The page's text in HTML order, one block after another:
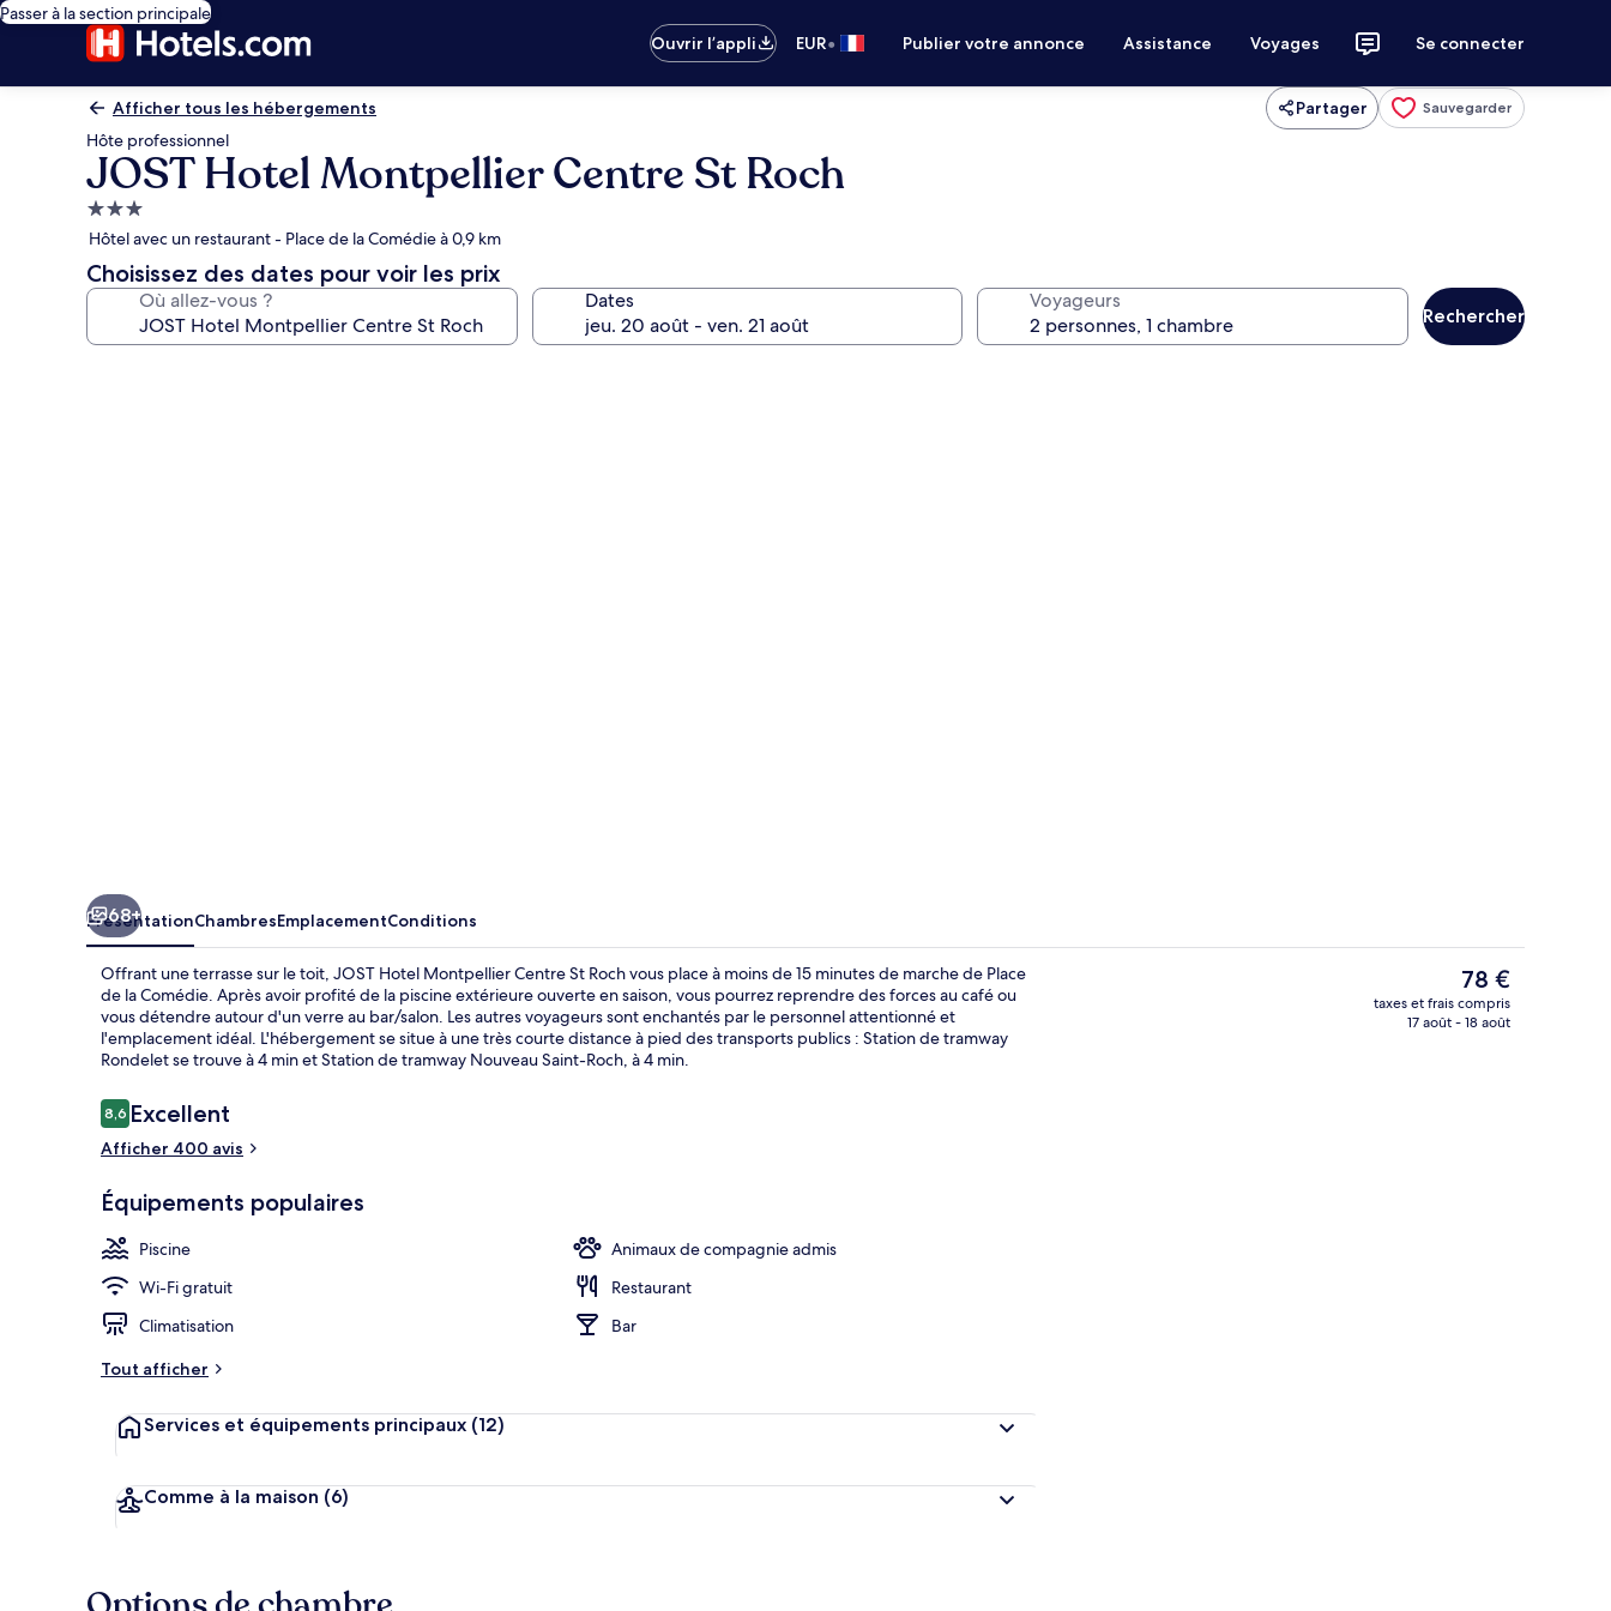
Passer à la section principale
Ouvrir l’appli
EUR• Publier votre annonce Assistance Voyages Se connecter
Afficher tous les hébergements Partager Sauvegarder
Hôte professionnel
JOST Hotel Montpellier Centre St Roch
Hébergement
3.0 étoiles
Hôtel avec un restaurant - Place de la Comédie à 0,9 km
Choisissez des dates pour voir les prix
Où allez-vous ? Dates Voyageurs
Rechercher
Façade de l’hébergement
68+
PrésentationChambresEmplacementConditions
Offrant une terrasse sur le toit, JOST Hotel Montpellier Centre St Roch vous place à moins de 15 minutes de marche de Place
de la Comédie. Après avoir profité de la piscine extérieure ouverte en saison, vous pourrez reprendre des forces au café ou
vous détendre autour d'un verre au bar/salon. Les autres voyageurs sont enchantés par le personnel attentionné et
l'emplacement idéal. L'hébergement se situe à une très courte distance à pied des transports publics : Station de tramway
Rondelet se trouve à 4 min et Station de tramway Nouveau Saint-Roch, à 4 min.
Avis
voyageurs
8,68,6 sur 10
Excellent
Afficher 400 avis
Équipements populaires
Piscine
Animaux de compagnie admis
Wi-Fi gratuit
Restaurant
Climatisation
Bar
Tout afficher
Services et équipements principaux (12)
Comme à la maison (6)
Le
prix
actuel
78 €
taxes et frais compris
17 août - 18 août